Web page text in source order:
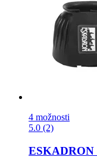
4 možnosti
5.0 (2)
ESKADRON